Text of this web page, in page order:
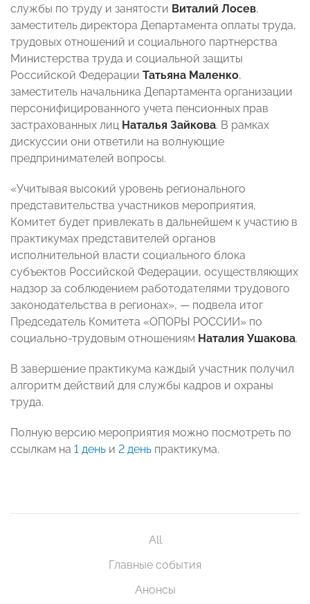
службы по труду и занятости Виталий Лосев,
заместитель директора Департамента оплаты труда,
трудовых отношений и социального партнерства
Министерства труда и социальной защиты
Российской Федерации Татьяна Маленко,
заместитель начальника Департамента организации
персонифицированного учета пенсионных прав
застрахованных лиц Наталья Зайкова. В рамках
дискуссии они ответили на волнующие
предпринимателей вопросы.
«Учитывая высокий уровень регионального
представительства участников мероприятия,
Комитет будет привлекать в дальнейшем к участию в
практикумах представителей органов
исполнительной власти социального блока
субъектов Российской Федерации, осуществляющих
надзор за соблюдением работодателями трудового
законодательства в регионах», — подвела итог
Председатель Комитета «ОПОРЫ РОССИИ» по
социально-трудовым отношениям Наталия Ушакова.
В завершение практикума каждый участник получил
алгоритм действий для службы кадров и охраны
труда.
Полную версию мероприятия можно посмотреть по
ссылкам на 1 день и 2 день практикума.
All
Главные события
Анонсы